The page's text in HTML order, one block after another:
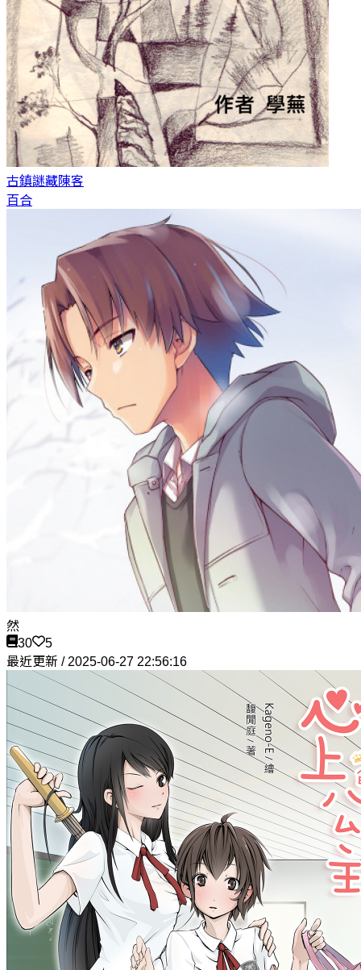
古鎮謎藏陳客
百合
然
30
5
最近更新 / 2025-06-27 22:56:16